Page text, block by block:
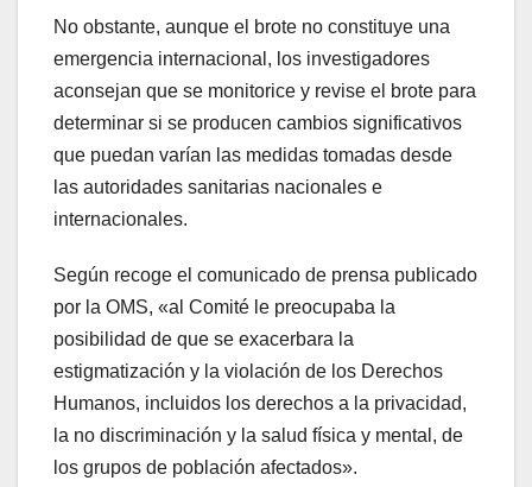
No obstante, aunque el brote no constituye una
emergencia internacional, los investigadores
aconsejan que se monitorice y revise el brote para
determinar si se producen cambios significativos
que puedan varían las medidas tomadas desde
las autoridades sanitarias nacionales e
internacionales.
Según recoge el comunicado de prensa publicado
por la OMS, «al Comité le preocupaba la
posibilidad de que se exacerbara la
estigmatización y la violación de los Derechos
Humanos, incluidos los derechos a la privacidad,
la no discriminación y la salud física y mental, de
los grupos de población afectados».